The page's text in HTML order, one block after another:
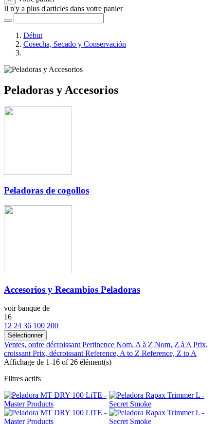
Il n'y a plus d'articles dans votre panier
Début
Cosecha, Secado y Conservación
Peladoras y Accesorios
Peladoras de cogollos
Accesorios y Recambios Peladoras
voir banque de
16
12 24 36 100 200
Sélectionner
Ventes, ordre décroissantPertinence Nom, A à Z Nom, Z à APrix,
croissantPrix, décroissantReference, A to Z Reference, Z to A
Affichage de 1-16 of 26 élément(s)
Filtres actifs